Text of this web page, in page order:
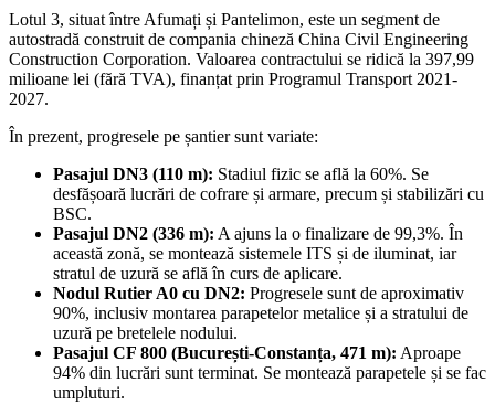
Lotul 3, situat între Afumați și Pantelimon, este un segment de
autostradă construit de compania chineză China Civil Engineering
Construction Corporation. Valoarea contractului se ridică la 397,99
milioane lei (fără TVA), finanțat prin Programul Transport 2021-
2027.
În prezent, progresele pe șantier sunt variate:
Pasajul DN3 (110 m): Stadiul fizic se află la 60%. Se
desfășoară lucrări de cofrare și armare, precum și stabilizări cu
BSC.
Pasajul DN2 (336 m): A ajuns la o finalizare de 99,3%. În
această zonă, se montează sistemele ITS și de iluminat, iar
stratul de uzură se află în curs de aplicare.
Nodul Rutier A0 cu DN2: Progresele sunt de aproximativ
90%, inclusiv montarea parapetelor metalice și a stratului de
uzură pe bretelele nodului.
Pasajul CF 800 (București-Constanța, 471 m): Aproape
94% din lucrări sunt terminat. Se montează parapetele și se fac
umpluturi.